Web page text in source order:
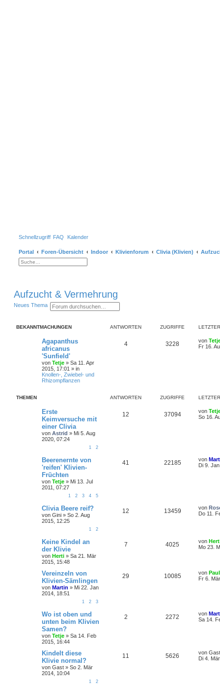
Schnellzugriff FAQ Kalender
Portal Foren-Übersicht Indoor Klivienforum Clivia (Klivien)
t
e
r
t
Aufzucht & Vermehrung
Neues Thema S
u
e
E
r
i
e
r
t
e
S
u
c
h
BEKANNTMACHUNGEN ANTWORTEN ZUGRIFFE
Agapanthus
africanus
'Sunfield'
von Tetje » Sa 11. Apr
2015, 17:01 » in
Knollen-, Zwiebel- und
Rhizompflanzen
4 3228 von
Fr 16.
THEMEN ANTWORTEN ZUGRIFFE
Erste
Keimversuche mit
einer Clivia
von Astrid » Mi 5. Aug
2020, 07:24
1 2
12 37094 von
So 16.
Beerenernte von
'reifen' Klivien-
Früchten
von Tetje » Mi 13. Jul
2011, 07:27
1 2 3 4 5
41 22185 von
Di 9.
Clivia Beere reif?
von Gini » So 2. Aug
2015, 12:25
1 2
12 13459 von
Do 11.
Keine Kindel an
der Klivie
von Herti » Sa 21. Mär
2015, 15:48
7 4025 von
Mo 23.
Vereinzeln von
Klivien-Sämlingen
von Martin » Mi 22. Jan
2014, 18:51
1 2 3
29 10085 von
Fr 6.
Wo ist oben und
unten beim Klivien
Samen?
von Tetje » Sa 14. Feb
2015, 16:44
2 2272 von
Sa 14.
Kindelt diese
Klivie normal?
von Gast » So 2. Mär
2014, 10:04
1 2
11 5626 von Gast
Di 4.